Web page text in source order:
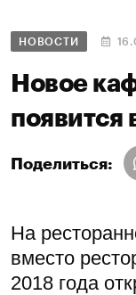
НОВОСТИ
Новое
появится
Поделиться:
На
вместо
2018 года